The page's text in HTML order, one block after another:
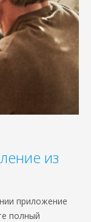
из
приложение
полный